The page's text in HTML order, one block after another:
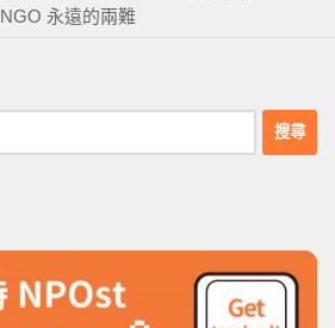
NGO 永遠的兩難